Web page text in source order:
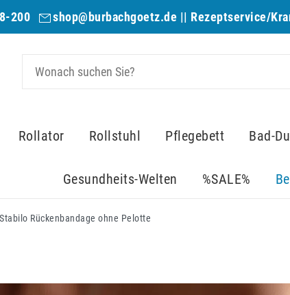
200 shop@burbachgoetz.de || Rezeptservice/
Rollator Rollstuhl Pflegebett Bad-
Gesundheits-Welten %SALE%
Rückenbandage ohne Pelotte